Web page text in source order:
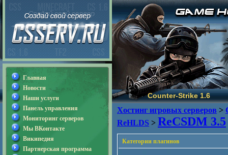
Counter-Strike 1.6
Хостинг игровых серверов >
ReHLDS > ReCSDM 3.5
Категории плагинов
Главная
Новости
Наши услуги
Панель управления
Мониторинг серверов
Мы ВКонтакте
Википедия
Партнерская программа